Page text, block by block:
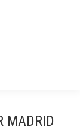
MADRID